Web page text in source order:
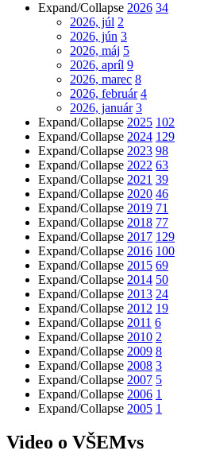
Expand/Collapse 2026 34
2026, júl 2
2026, jún 3
2026, máj 5
2026, apríl 9
2026, marec 8
2026, február 4
2026, január 3
Expand/Collapse 2025 102
Expand/Collapse 2024 129
Expand/Collapse 2023 98
Expand/Collapse 2022 63
Expand/Collapse 2021 39
Expand/Collapse 2020 46
Expand/Collapse 2019 71
Expand/Collapse 2018 77
Expand/Collapse 2017 129
Expand/Collapse 2016 100
Expand/Collapse 2015 69
Expand/Collapse 2014 50
Expand/Collapse 2013 24
Expand/Collapse 2012 19
Expand/Collapse 2011 6
Expand/Collapse 2010 2
Expand/Collapse 2009 8
Expand/Collapse 2008 3
Expand/Collapse 2007 5
Expand/Collapse 2006 1
Expand/Collapse 2005 1
Video o VŠEMvs